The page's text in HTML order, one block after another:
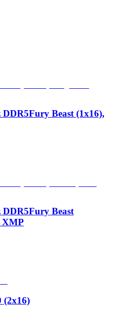
Beast (1x16),
Beast
XMP
(2x16)